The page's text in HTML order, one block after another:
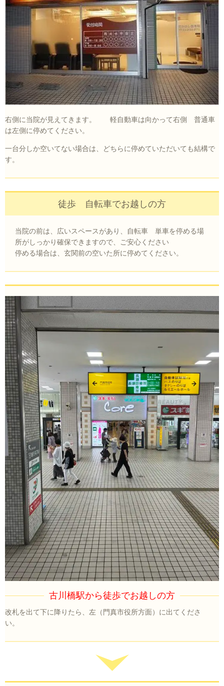
右側に当院が見えてきます。 軽自動車は向かって右側 普通車
は左側に停めてください。
一台分しか空いてない場合は、どちらに停めていただいても結構で
す。
徒歩 自転車でお越しの方
当院の前は、広いスペースがあり、自転車 単車を停める場
所がしっかり確保できますので、ご安心ください
停める場合は、玄関前の空いた所に停めてください。
古川橋駅から徒歩でお越しの方
改札を出て下に降りたら、左（門真市役所方面）に出てくださ
い。